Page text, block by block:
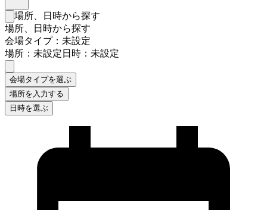
検索フォームを閉じる
場所、日時から探す
場所、日時から探す
会場タイプ：未設定
場所：未設定日時：未設定
会場タイプを選ぶ
場所を入力する
日時を選ぶ